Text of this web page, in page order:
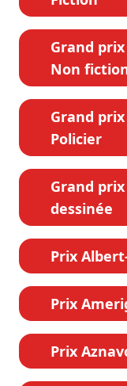
Grand
Non
Grand
Policier
Grand
dessinée
Prix
Prix
Prix